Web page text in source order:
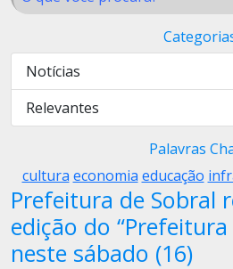
Notícias
Relevantes
Palavras
cultura economia educação
Prefeitura de Sobral
edição do “Prefeitura
neste sábado (16)